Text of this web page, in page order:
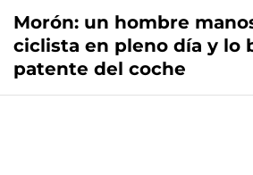
Morón: un hombre
ciclista en pleno día y lo
patente del coche